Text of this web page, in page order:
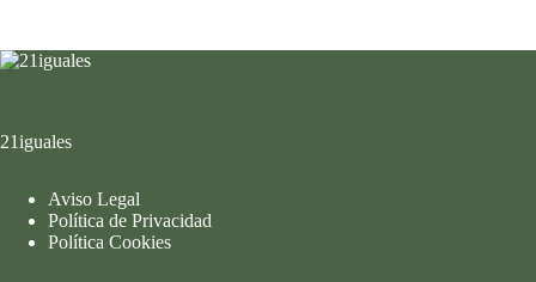
21iguales
Aviso Legal
Política de Privacidad
Política Cookies